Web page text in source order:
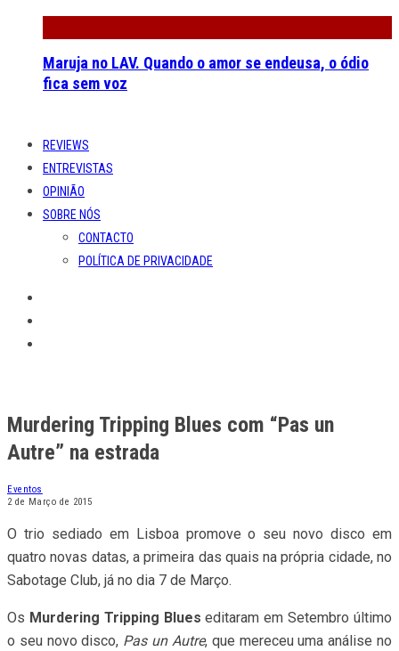
Maruja no LAV. Quando o amor se endeusa, o ódio
fica sem voz
REVIEWS
ENTREVISTAS
OPINIÃO
SOBRE NÓS
CONTACTO
POLÍTICA DE PRIVACIDADE
Murdering Tripping Blues com “Pas un
Autre” na estrada
Eventos
2 de Março de 2015
O trio sediado em Lisboa promove o seu novo disco em
quatro novas datas, a primeira das quais na própria cidade, no
Sabotage Club, já no dia 7 de Março.
Os Murdering Tripping Blues editaram em Setembro último
o seu novo disco, Pas un Autre, que mereceu uma análise no